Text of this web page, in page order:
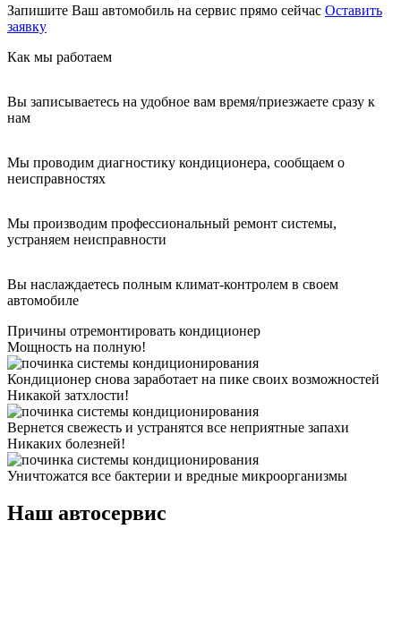
Запишите Ваш автомобиль на сервис прямо сейчас Оставить
заявку
Как мы работаем
Вы записываетесь на удобное вам время/приезжаете сразу к
нам
Мы проводим диагностику кондиционера, сообщаем о
неисправностях
Мы производим профессиональный ремонт системы,
устраняем неисправности
Вы наслаждаетесь полным климат-контролем в своем
автомобиле
Причины отремонтировать кондиционер
Мощность на полную!
Кондиционер снова заработает на пике своих возможностей
Никакой затхлости!
Вернется свежесть и устранятся все неприятные запахи
Никаких болезней!
Уничтожатся все бактерии и вредные микроорганизмы
Наш автосервис